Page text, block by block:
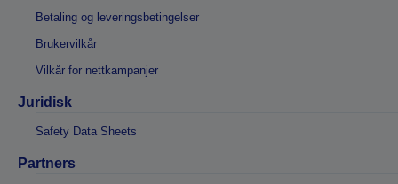
Betaling og leveringsbetingelser
Brukervilkår
Vilkår for nettkampanjer
Juridisk
Safety Data Sheets
Partners